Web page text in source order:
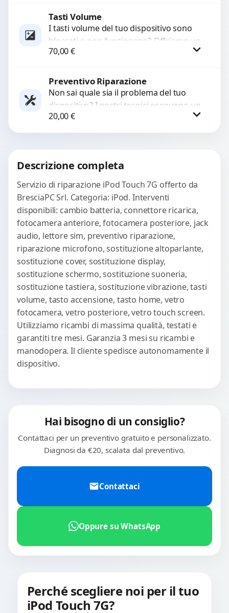
Tasti Volume
I tasti volume del tuo dispositivo sono
bloccati o non funzionano? Offriamo un
servizio di riparazione o sostituzione
70,00€
Procedi
Preventivo Riparazione
Non sai quale sia il problema del tuo
dispositivo? I nostri tecnici eseguono un
check-up completo con strumenti
avanzati per...
20,00€
Descrizione completa
Servizio di riparazione iPod Touch 7G offerto da
BresciaPC Srl. Categoria: iPod. Interventi
disponibili: cambio batteria, connettore ricarica,
fotocamera anteriore, fotocamera posteriore, jack
audio, lettore sim, preventivo riparazione,
riparazione microfono, sostituzione altoparlante,
sostituzione cover, sostituzione display,
sostituzione schermo, sostituzione suoneria,
sostituzione tastiera, sostituzione vibrazione, tasti
volume, tasto accensione, tasto home, vetro
fotocamera, vetro posteriore, vetro touch screen.
Utilizziamo ricambi di massima qualità, testati e
garantiti tre mesi. Garanzia 3 mesi su ricambi e
manodopera. Il cliente spedisce autonomamente il
dispositivo.
Hai bisogno di un consiglio?
Contattaci per un preventivo gratuito e personalizzato.
Diagnosi da €20, scalata dal preventivo.
Contattaci
Oppure su WhatsApp
Perché scegliere noi per il tuo
iPod Touch 7G?